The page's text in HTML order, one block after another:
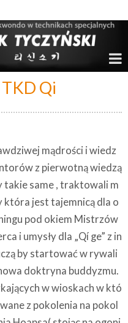
Qi
mądrości i wiedz
z pierwotną wiedzą
takie same , traktowali m
która jest tajemnicą dla o
pod okiem Mistrzów
i umysły dla „Qí ge” z in
by startować w rywali
doktryna buddyzmu.
w wioskach w któ
z pokolenia na pokol